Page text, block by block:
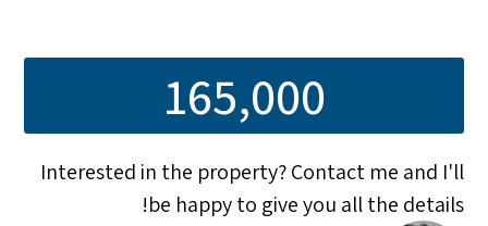
165,000
Interested in the property? Contact me and I'll
be happy to give you all the details!